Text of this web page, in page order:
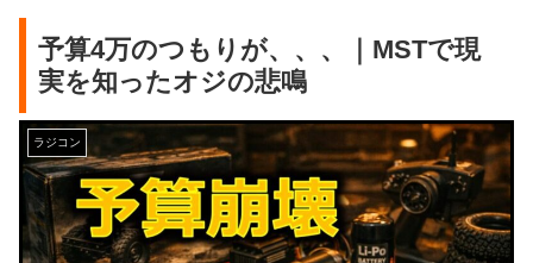
予算4万のつもりが、、、｜MSTで現
実を知ったオジの悲鳴
ラジコン